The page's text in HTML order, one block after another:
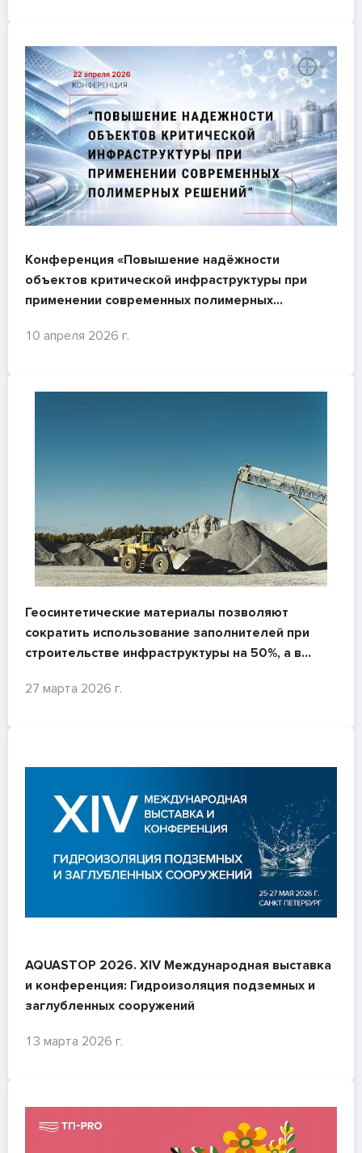
Конференция «Повышение надёжности
объектов критической инфраструктуры при
применении современных полимерных
10 апреля 2026 г.
Геосинтетические материалы позволяют
сократить использование заполнителей при
строительстве инфраструктуры на 50%, а в
27 марта 2026 г.
AQUASTOP 2026. XIV Международная выставка
и конференция: Гидроизоляция подземных и
заглубленных сооружений
13 марта 2026 г.